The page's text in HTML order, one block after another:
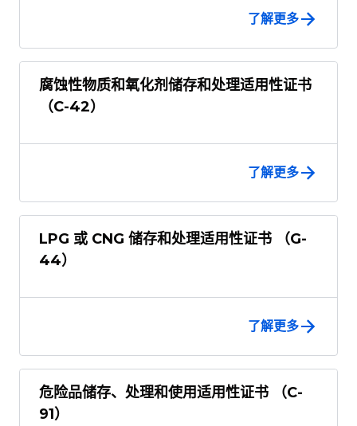
了解更多
腐蚀性物质和氧化剂储存和处理适用性证书
（C-42）
了解更多
LPG 或 CNG 储存和处理适用性证书 （G-
44）
了解更多
危险品储存、处理和使用适用性证书 （C-
91）